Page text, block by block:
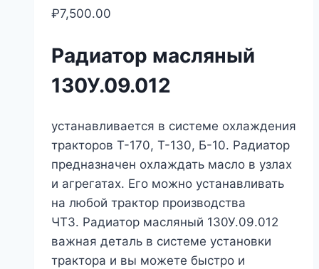
₽7,500.00
Радиатор масляный
130У.09.012
устанавливается в системе охлаждения
тракторов Т-170, Т-130, Б-10. Радиатор
предназначен охлаждать масло в узлах
и агрегатах. Его можно устанавливать
на любой трактор производства
ЧТЗ. Радиатор масляный 130У.09.012
важная деталь в системе установки
трактора и вы можете быстро и